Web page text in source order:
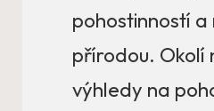
pohostinností
přírodou. Okolí
výhledy na